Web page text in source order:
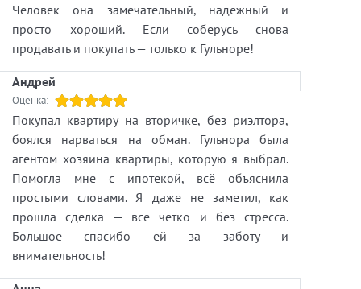
Человек она замечательный, надёжный и
просто хороший. Если соберусь снова
продавать и покупать — только к Гульноре!
Андрей
Оценка:
Покупал квартиру на вторичке, без риэлтора,
боялся нарваться на обман. Гульнора была
агентом хозяина квартиры, которую я выбрал.
Помогла мне с ипотекой, всё объяснила
простыми словами. Я даже не заметил, как
прошла сделка — всё чётко и без стресса.
Большое спасибо ей за заботу и
внимательность!